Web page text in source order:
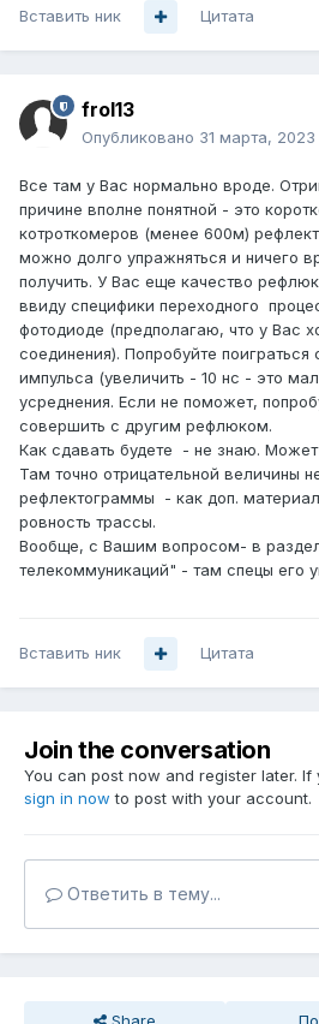
Вставить ник Цитата
frol13
Опубликовано 31 марта, 2023
Все там у Вас нормально вроде.
причине вполне понятной - это
котроткомеров (менее 600м)
можно долго упражняться и ничего
получить. У Вас еще качество
ввиду специфики переходного
фотодиоде (предполагаю, что у Вас
соединения). Попробуйте поиграться
импульса (увеличить - 10 нс - это
усреднения. Если не поможет,
совершить с другим рефлюком.
Как сдавать будете - не знаю.
Там точно отрицательной величины
рефлектограммы - как доп.
ровность трассы.
Вообще, с Вашим вопросом- в
телекоммуникаций" - там спецы его
Вставить ник Цитата
Join the conversation
You can post now and register later.
sign in now to post with your account.
Ответить в тему...